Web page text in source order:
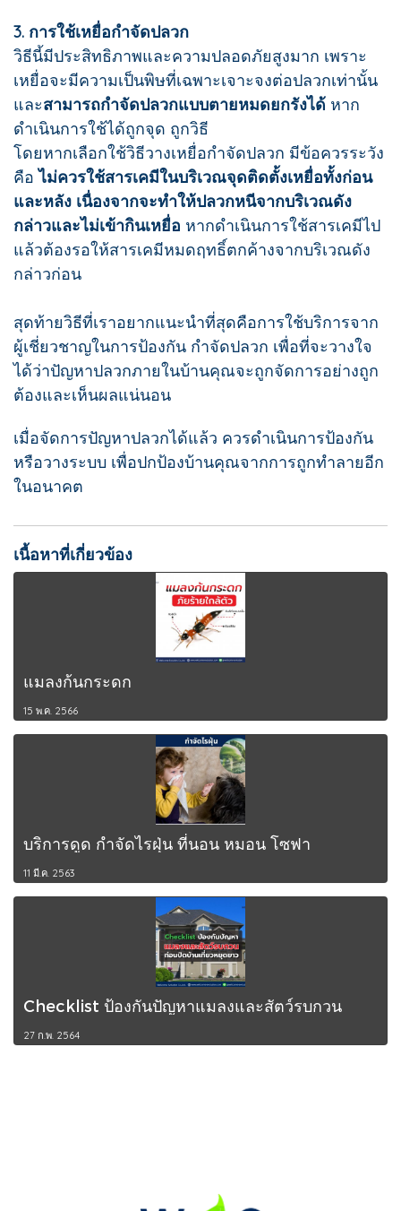
3. การใช้เหยื่อกำจัดปลวก
วิธีนี้มีประสิทธิภาพและความปลอดภัยสูงมาก เพราะ
เหยื่อจะมีความเป็นพิษที่เฉพาะเจาะจงต่อปลวกเท่านั้น
และสามารถกำจัดปลวกแบบตายหมดยกรังได้ หาก
ดำเนินการใช้ได้ถูกจุด ถูกวิธี
โดยหากเลือกใช้วิธีวางเหยื่อกำจัดปลวก มีข้อควรระวัง
คือไม่ควรใช้สารเคมีในบริเวณจุดติดตั้งเหยื่อทั้งก่อน
และหลัง เนื่องจากจะทำให้ปลวกหนีจากบริเวณดัง
กล่าวและไม่เข้ากินเหยื่อ หากดำเนินการใช้สารเคมีไป
แล้วต้องรอให้สารเคมีหมดฤทธิ์ตกค้างจากบริเวณดัง
กล่าวก่อน
สุดท้ายวิธีที่เราอยากแนะนำที่สุดคือการใช้บริการจาก
ผู้เชี่ยวชาญในการป้องกัน กำจัดปลวก เพื่อที่จะวางใจ
ได้ว่าปัญหาปลวกภายในบ้านคุณจะถูกจัดการอย่างถูก
ต้องและเห็นผลแน่นอน
เมื่อจัดการปัญหาปลวกได้แล้ว ควรดำเนินการป้องกัน
หรือวางระบบ เพื่อปกป้องบ้านคุณจากการถูกทำลายอีก
ในอนาคต
เนื้อหาที่เกี่ยวข้อง
แมลงก้นกระดก
15 พ.ค. 2566
บริการดูด กำจัดไรฝุ่น ที่นอน หมอน โซฟา
11 มี.ค. 2563
Checklist ป้องกันปัญหาแมลงและสัตว์รบกวน
27 ก.พ. 2564